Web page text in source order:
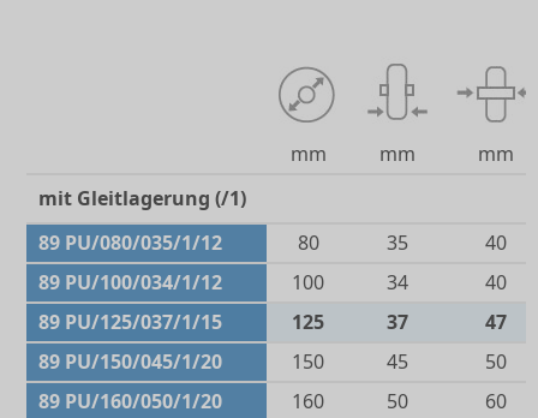
mm mm
mm
mit Gleitlagerung (/1)
89 PU/080/035/1/12
80 35
40
89 PU/100/034/1/12
100 34
40
89 PU/125/037/1/15
125 37
47
89 PU/150/045/1/20
150 45
50
89 PU/160/050/1/20
160 50
60